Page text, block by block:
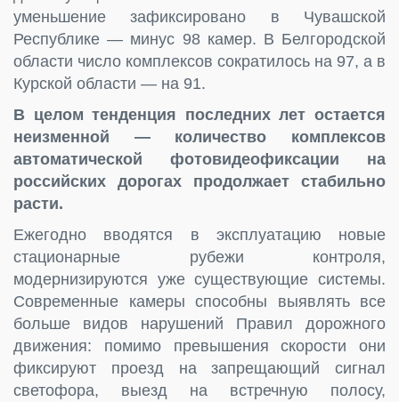
уменьшение зафиксировано в Чувашской
Республике — минус 98 камер. В Белгородской
области число комплексов сократилось на 97, а в
Курской области — на 91.
В целом тенденция последних лет остается
неизменной — количество комплексов
автоматической фотовидеофиксации на
российских дорогах продолжает стабильно
расти.
Ежегодно вводятся в эксплуатацию новые
стационарные рубежи контроля,
модернизируются уже существующие системы.
Современные камеры способны выявлять все
больше видов нарушений Правил дорожного
движения: помимо превышения скорости они
фиксируют проезд на запрещающий сигнал
светофора, выезд на встречную полосу,